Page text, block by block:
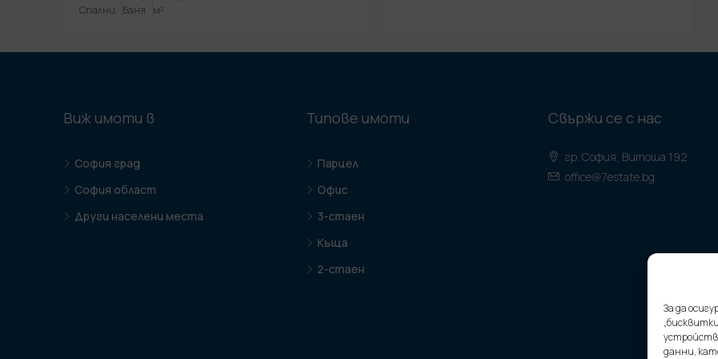
За да
данни,
Спални Баня м²
Виж имоти в
София град
София област
Други населени места
Типове имоти
Парцел
Офис
3-стаен
Къща
2-стаен
Свържи се с нас
гр. София, Витоша 192
office@7estate.bg